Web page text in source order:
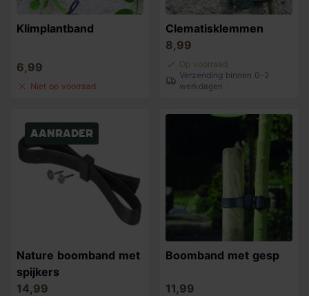
Klimplantband
6,99
Niet op voorraad
Clematisklemmen
8,99
Op voorraad
Verzending binnen 0-2
werkdagen
Aanrader
Nature boomband met
spijkers
14,99
Boomband met gesp
11,99